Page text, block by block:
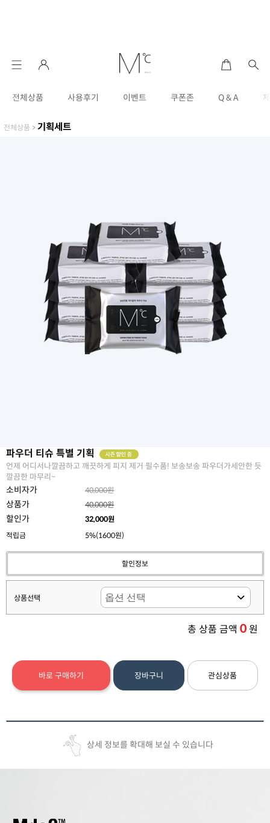
전체상품 사용후기 이벤트 쿠폰존 Q & A
전체상품 > 기획세트
파우더 티슈 특별 기획
언제 어디서나깔끔하고 깨끗하게 피지 제거 필수품! 보송보송 파우더가세안한 듯
깔끔한 마무리~
소비자가 40,000원
상품가 40,000원
할인가 32,000원
적립금
5%(1600원)
할인정보
상품선택
총 상품 금액 0원
바로 구매하기 장바구니 관심상품
상세 정보를 확대해 보실 수 있습니다